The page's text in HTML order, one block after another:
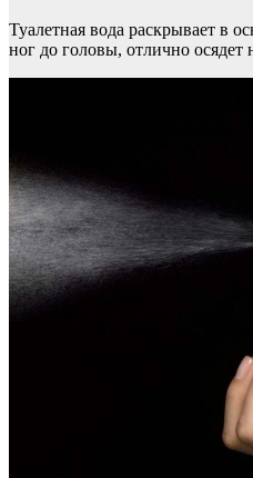
Туалетная вода раскрывает в
ног до головы, отлично осядет